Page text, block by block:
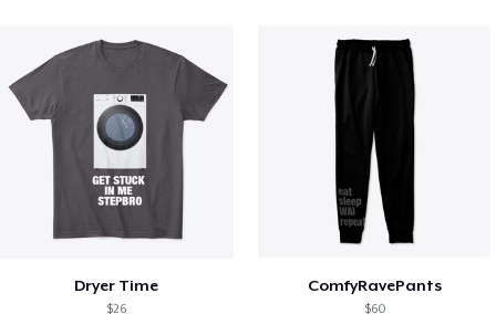
Dryer Time
$26
ComfyRavePants
$60